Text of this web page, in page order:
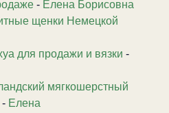
- Елена Борисовна
щенки Немецкой
для продажи и вязки -
мягкошерстный
- Елена